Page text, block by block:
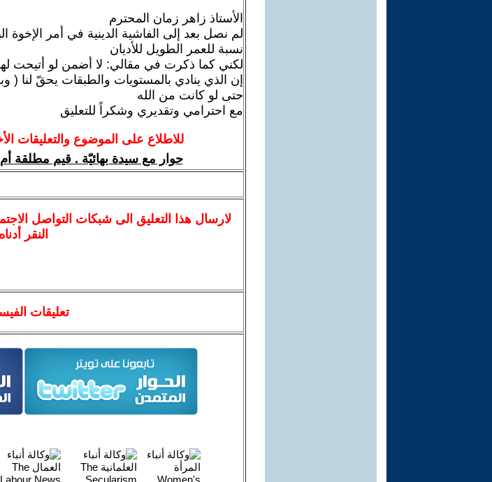
الأستاذ زاهر زمان المحترم
لم نصل بعد إلى الفاشية الدينية في أمر الإخوة
نسبة للعمر الطويل للأديان
لكني كما ذكرت في مقالي: لا أضمن لو أتيحت
إن الذي ينادي بالمستويات والطبقات يحقّ لنا
حتى لو كانت من الله
مع احترامي وتقديري وشكراً للتعليق
للاطلاع على الموضوع والتعليقات
حوار مع سيدة بهائيّة . قيم مطلقة أم
لارسالهذا التعليق الى شبكات التواصل
النقر أدناه
تعليقات